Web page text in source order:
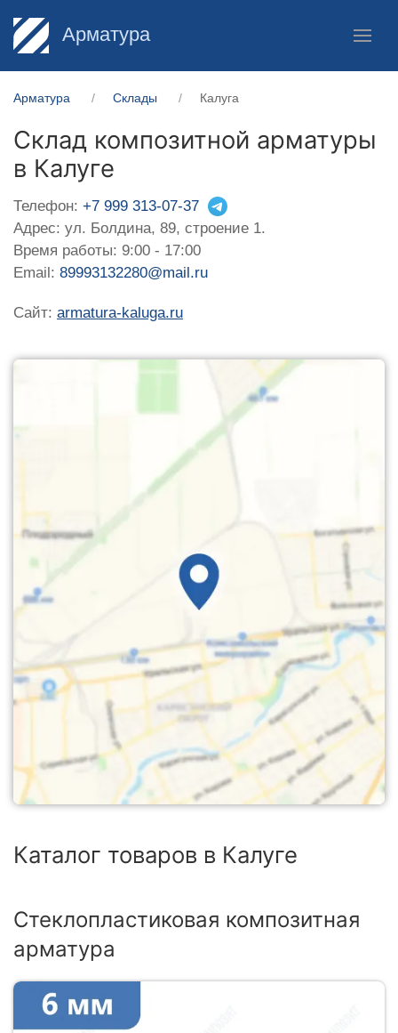
Арматура
Арматура Склады Калуга
Склад композитной арматуры
в Калуге
Телефон: +7 999 313-07-37
Адрес: ул. Болдина, 89, строение 1.
Время работы: 9:00 - 17:00
Email: 89993132280@mail.ru
Сайт: armatura-kaluga.ru
Каталог товаров в Калуге
Стеклопластиковая композитная
арматура